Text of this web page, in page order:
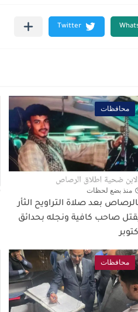
محافظات
منذ بضع لحظات
بعد صلاة التراويح الثأر
صاحب كافية ونجله بحدائق
محافظات